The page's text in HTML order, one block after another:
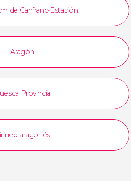
de Canfranc-Estación
Aragón
Provincia
aragonés